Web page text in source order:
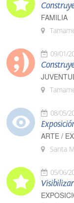
FAMILIA
09/01/
08/05/
ARTE /
Santa
05/06/